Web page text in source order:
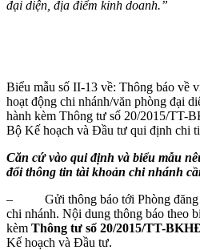
đại diện, địa điểm kinh doanh.”
Biểu mẫu số II-13 về: Thông báo về
hoạt động chi nhánh/văn phòng đại
hành kèm Thông tư số 20/2015/TT-
Bộ Kế hoạch và Đầu tư qui định chi
Căn cứ vào qui định và biểu mẫu
đổi thông tin tài khoản chi nhánh
– Gửi thông báo tới Phòng đăng
chi nhánh. Nội dung thông báo theo
kèm Thông tư số 20/2015/TT-
Kế hoạch và Đầu tư.